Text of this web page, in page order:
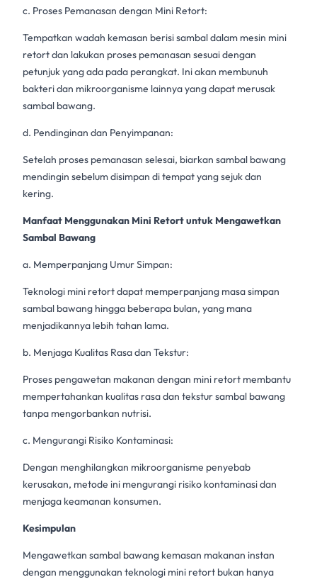
c. Proses Pemanasan dengan Mini Retort:
Tempatkan wadah kemasan berisi sambal dalam mesin mini
retortdan lakukan proses pemanasan sesuai dengan
petunjuk yang ada pada perangkat. Ini akan membunuh
bakteri dan mikroorganisme lainnya yang dapat merusak
sambal bawang.
d. Pendinginan dan Penyimpanan:
Setelah proses pemanasan selesai, biarkan sambal bawang
mendingin sebelum disimpan di tempat yang sejuk dan
kering.
Manfaat Menggunakan Mini Retort untuk Mengawetkan
Sambal Bawang
a. Memperpanjang Umur Simpan:
Teknologi mini retortdapat memperpanjang masa simpan
sambal bawang hingga beberapa bulan, yang mana
menjadikannya lebih tahan lama.
b. Menjaga Kualitas Rasa dan Tekstur:
Proses pengawetan makanan dengan mini retort membantu
mempertahankan kualitas rasa dan tekstur sambal bawang
tanpa mengorbankan nutrisi.
c. Mengurangi Risiko Kontaminasi:
Dengan menghilangkan mikroorganisme penyebab
kerusakan, metode ini mengurangi risiko kontaminasi dan
menjaga keamanan konsumen.
Kesimpulan
Mengawetkan sambal bawang kemasan makanan instan
dengan menggunakan teknologi mini retort bukan hanya